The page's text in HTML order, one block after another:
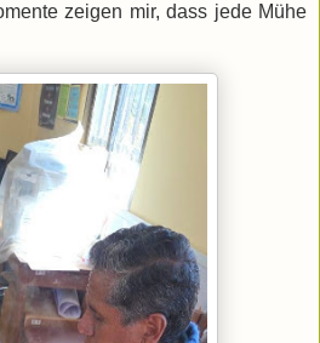
zeigen mir, dass jede Mühe